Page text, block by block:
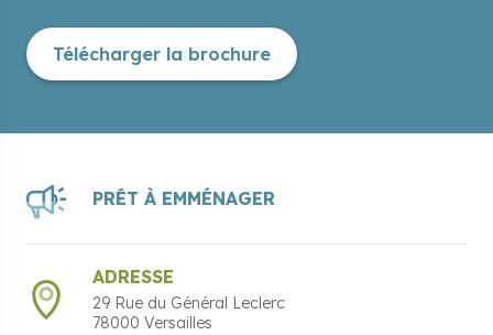
Télécharger la brochure
PRÊT À EMMÉNAGER
ADRESSE
29 Rue du Général Leclerc
78000 Versailles